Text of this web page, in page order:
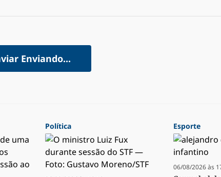
Enviando...
Política Esporte
06/08/2026 às